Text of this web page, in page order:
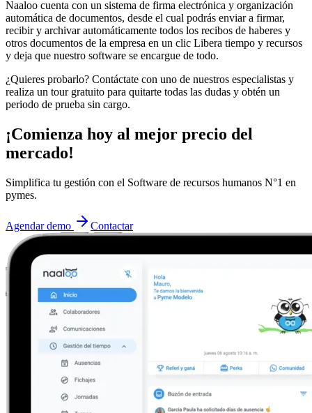
Naaloo cuenta con un sistema de firma electrónica y organización
automática de documentos, desde el cual podrás enviar a firmar,
recibir y archivar automáticamente todos los recibos de haberes y
otros documentos de la empresa en un clic Libera tiempo y recursos
y deja que nuestro software se encargue de todo.
¿Quieres probarlo? Contáctate con uno de nuestros especialistas y
realiza un tour gratuito para quitarte todas las dudas y obtén un
periodo de prueba sin cargo.
¡Comienza hoy al mejor precio del
mercado!
Simplifica tu gestión con el Software de recursos humanos N°1 en
pymes.
Agendar demo Contactar